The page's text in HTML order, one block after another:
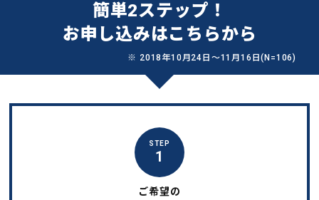
簡単2ステップ！
お申し込みはこちらから
※ 2018年10月24日〜11月16日(N=106)
STEP
1
ご希望の